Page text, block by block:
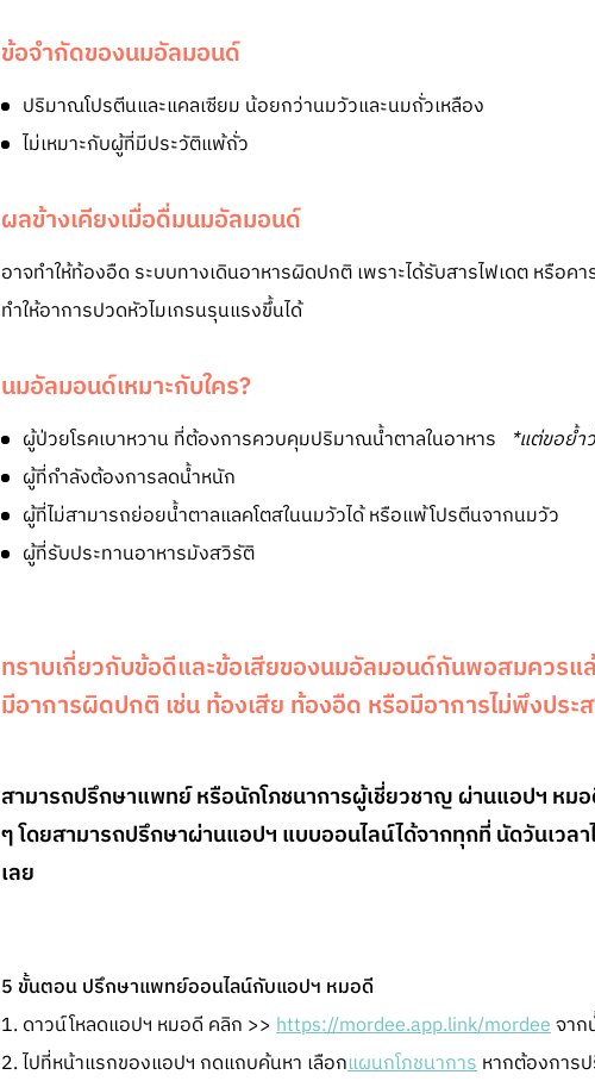
ข้อจำกัดของนมอัลมอนด์
ปริมาณโปรตีนและแคลเซียม น้อยกว่านมวัวและนมถั่วเหลือง
ไม่เหมาะกับผู้ที่มีประวัติแพ้ถั่ว
ผลข้างเคียงเมื่อดื่มนมอัลมอนด์
อาจทำให้ท้องอืด ระบบทางเดินอาหารผิดปกติ เพราะได้รับสารไฟเดต หรือค
ทำให้อาการปวดหัวไมเกรนรุนแรงขึ้นได้
นมอัลมอนด์เหมาะกับใคร?
ผู้ป่วยโรคเบาหวาน ที่ต้องการควบคุมปริมาณน้ำตาลในอาหาร *แต่ขอย้ำ
ผู้ที่กำลังต้องการลดน้ำหนัก
ผู้ที่ไม่สามารถย่อยน้ำตาลแลคโตสในนมวัวได้ หรือแพ้โปรตีนจากนมวัว
ผู้ที่รับประทานอาหารมังสวิรัติ
ทราบเกี่ยวกับข้อดีและข้อเสียของนมอัลมอนด์กันพอสมควรแ
มีอาการผิดปกติ เช่น ท้องเสีย ท้องอืด หรือมีอาการไม่พึงประ
สามารถปรึกษาแพทย์ หรือนักโภชนาการผู้เชี่ยวชาญ ผ่านแอปฯ หม
ๆ โดยสามารถปรึกษาผ่านแอปฯ แบบออนไลน์ได้จากทุกที่ นัดวันเวล
เลย
5 ขั้นตอน ปรึกษาแพทย์ออนไลน์กับแอปฯ หมอดี
1. ดาวน์โหลดแอปฯ หมอดี คลิก >>https://mordee.app.link/mordeeจาก
2. ไปที่หน้าแรกของแอปฯ กดแถบค้นหา เลือกแผนกโภชนาการหากต้องการ